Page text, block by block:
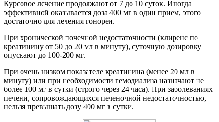
Курсовое лечение продолжают от 7 до 10 суток. Иногда
эффективной оказывается доза 400 мг в один прием, этого
достаточно для лечения гонореи.
При хронической почечной недостаточности (клиренс по
креатинину от 50 до 20 мл в минуту), суточную дозировку
опускают до 100-200 мг.
При очень низком показателе креатинина (менее 20 мл в
минуту) или при необходимости гемодиализа назначают не
более 100 мг в сутки (строго через 24 часа). При заболеваниях
печени, сопровождающихся печеночной недостаточностью,
нельзя превышать дозу 400 мг в сутки.